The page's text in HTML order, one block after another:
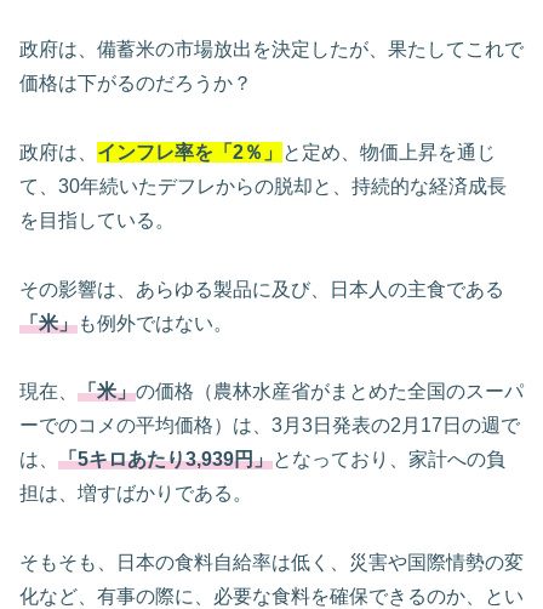
政府は、備蓄米の市場放出を決定したが、果たしてこれで
価格は下がるのだろうか？
政府は、 インフレ率を「2％」
と定め、物価上昇を通じ
て、30年続いたデフレからの脱却と、持続的な経済成長
を目指している。
その影響は、あらゆる製品に及び、日本人の主食である
「米」も例外ではない。
現在、 「米」の価格（農林水産省がまとめた全国のスーパ
ーでのコメの平均価格）は、3月3日発表の2月17日の週で
は、 「5キロあたり3,939円」となっており、家計への負
担は、増すばかりである。
そもそも、日本の食料自給率は低く、災害や国際情勢の変
化など、有事の際に、必要な食料を確保できるのか、とい